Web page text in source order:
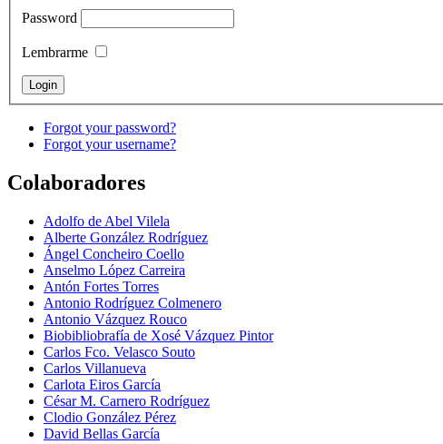
Password
Lembrarme
Forgot your password?
Forgot your username?
Colaboradores
Adolfo de Abel Vilela
Alberte González Rodríguez
Ángel Concheiro Coello
Anselmo López Carreira
Antón Fortes Torres
Antonio Rodríguez Colmenero
Antonio Vázquez Rouco
Biobibliobrafía de Xosé Vázquez Pintor
Carlos Fco. Velasco Souto
Carlos Villanueva
Carlota Eiros García
César M. Carnero Rodríguez
Clodio González Pérez
David Bellas García